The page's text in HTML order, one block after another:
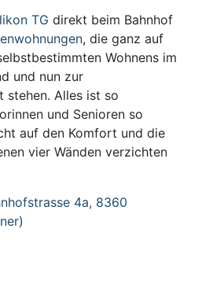
TG direkt beim Bahnhof
, die ganz auf
Wohnens im
und nun zur
stehen. Alles ist so
und Senioren so
auf den Komfort und die
vier Wänden verzichten
4a, 8360